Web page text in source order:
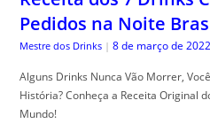
Pedidos na Noite
Mestre dos Drinks | 8 de março de 2022
Alguns Drinks Nunca Vão Morrer,
História? Conheça a Receita Original
Mundo!